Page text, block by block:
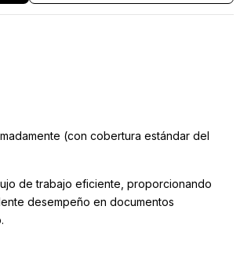
(con cobertura estándar del
de trabajo eficiente, proporcionando
desempeño en documentos